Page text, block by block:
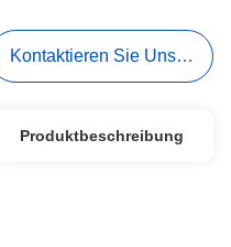
Kontaktieren Sie Uns Jetzt
Produktbeschreibung